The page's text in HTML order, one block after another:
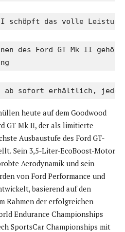
schöpft das volle
des Ford GT Mk II
ab sofort erhältlich,
heute auf dem Goodwood
GT Mk II, der als limitierte
Ausbaustufe des Ford GT-
Sein 3,5-Liter-EcoBoost-Motor
Aerodynamik und sein
von Ford Performance und
basierend auf den
Rahmen der erfolgreichen
Endurance Championships
SportsCar Championships mit